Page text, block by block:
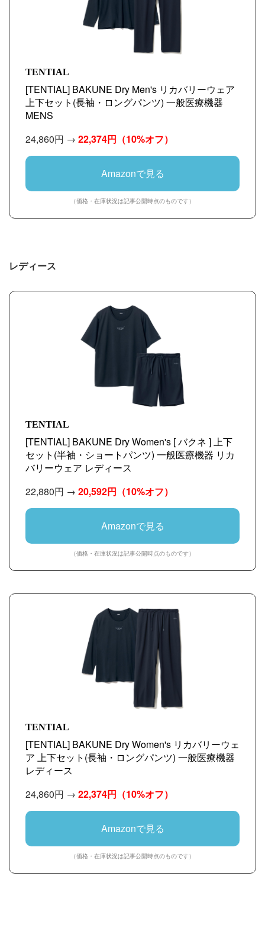
TENTIAL
[TENTIAL] BAKUNE Dry Men's リカバリーウェア
上下セット(長袖・ロングパンツ) 一般医療機器
MENS
24,860円 → 22,374円 （10%オフ）
Amazonで見る
（価格・在庫状況は記事公開時点のものです）
レディース
TENTIAL
[TENTIAL] BAKUNE Dry Women's [ バクネ ] 上下
セット(半袖・ショートパンツ) 一般医療機器 リカ
バリーウェア レディース
22,880円 → 20,592円 （10%オフ）
Amazonで見る
（価格・在庫状況は記事公開時点のものです）
TENTIAL
[TENTIAL] BAKUNE Dry Women's リカバリーウェ
ア 上下セット(長袖・ロングパンツ) 一般医療機器
レディース
24,860円 → 22,374円 （10%オフ）
Amazonで見る
（価格・在庫状況は記事公開時点のものです）